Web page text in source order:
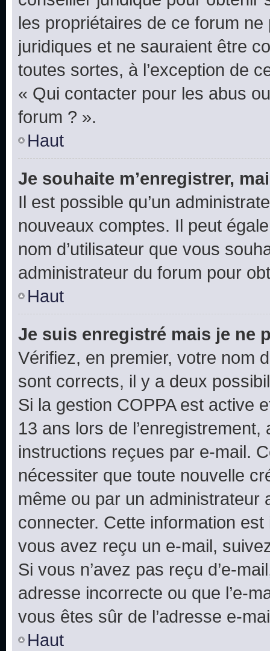
les propriétaires de ce forum
juridiques et ne sauraient être
toutes sortes, à l’exception de
« Qui contacter pour les abus
forum ? ».
Haut
Je souhaite m’enregistrer,
Il est possible qu’un
nouveaux comptes. Il peut
nom d’utilisateur que vous
administrateur du forum pour
Haut
Je suis enregistré mais je ne
Vérifiez, en premier, votre nom
sont corrects, il y a deux
Si la gestion COPPA est active
13 ans lors de
instructions reçues par e-mail.
nécessiter que toute nouvelle
même ou par un
connecter. Cette information
vous avez reçu un e-mail,
Si vous n’avez pas reçu d’e-
adresse incorrecte ou que l’e-
vous êtes sûr de l’adresse e-
Haut